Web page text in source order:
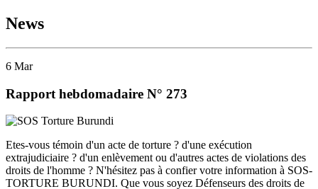
News
6 Mar
Rapport hebdomadaire N° 273
Etes-vous témoin d'un acte de torture ? d'une exécution
extrajudiciaire ? d'un enlèvement ou d'autres actes de violations des
droits de l'homme ? N'hésitez pas à confier votre information à SOS-
TORTURE BURUNDI. Que vous soyez Défenseurs des droits de